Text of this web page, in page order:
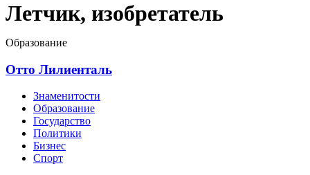
Летчик, изобретатель
Образование
Отто Лилиенталь
Знаменитости
Образование
Государство
Политики
Бизнес
Спорт